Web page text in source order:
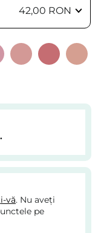
42,00 RON
vă. Nu aveți
pe